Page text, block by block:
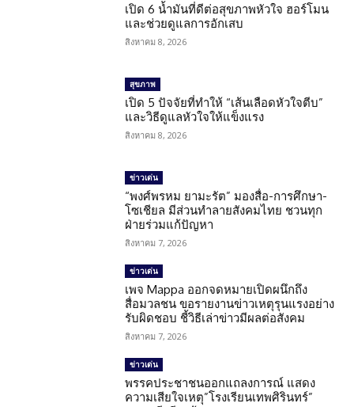
เปิด 6 น้ำมันที่ดีต่อสุขภาพหัวใจ ฮอร์โมน
และช่วยดูแลการอักเสบ
สิงหาคม 8, 2026
สุขภาพ
เปิด 5 ปัจจัยที่ทำให้ “เส้นเลือดหัวใจตีบ”
และวิธีดูแลหัวใจให้แข็งแรง
สิงหาคม 8, 2026
ข่าวเด่น
“พงศ์พรหม ยามะรัต” มองสื่อ-การศึกษา-
โซเชียล มีส่วนทำลายสังคมไทย ชวนทุก
ฝ่ายร่วมแก้ปัญหา
สิงหาคม 7, 2026
ข่าวเด่น
เพจ Mappa ออกจดหมายเปิดผนึกถึง
สื่อมวลชน ขอรายงานข่าวเหตุรุนแรงอย่าง
รับผิดชอบ ชี้วิธีเล่าข่าวมีผลต่อสังคม
สิงหาคม 7, 2026
ข่าวเด่น
พรรคประชาชนออกแถลงการณ์ แสดง
ความเสียใจเหตุ”โรงเรียนเทพศิรินทร์”